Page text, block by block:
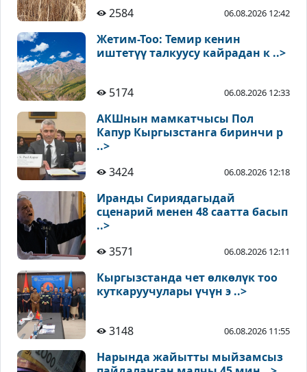
2584
06.08.2026 12:42
Жетим-Тоо: Темир кенин
иштетүү талкуусу кайрадан к ..>
5174 06.08.2026 12:33
АКШнын мамкатчысы Пол
Капур Кыргызстанга биринчи р
..>
3424
06.08.2026 12:18
Иранды Сириядагыдай
сценарий менен 48 саатта басып
..>
3571
06.08.2026 12:11
Кыргызстанда чет өлкөлүк тоо
куткаруучулары үчүн э ..>
3148 06.08.2026 11:55
Нарында жайытты мыйзамсыз